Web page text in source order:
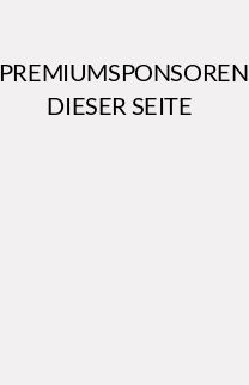
PREMIUMSPONSOREN
DIESER SEITE